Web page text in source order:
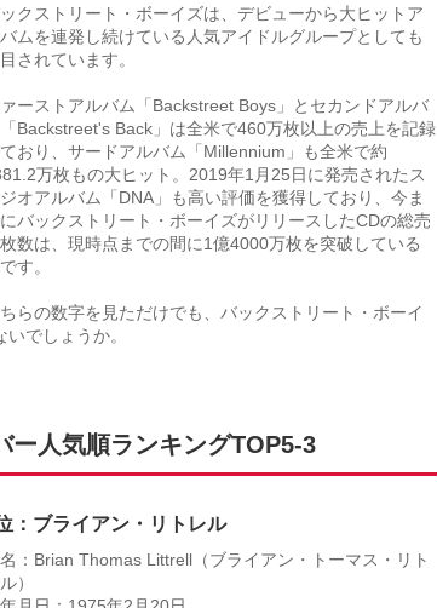
クストリート・ボーイズは、デビューから大ヒットア
ムを連発し続けている人気アイドルグループとしても
されています。
ーストアルバム「Backstreet Boys」とセカンドアルバ
「Backstreet's Back」は全米で460万枚以上の売上を記録
ており、サードアルバム「Millennium」も全米で約
万枚もの大ヒット。2019年1月25日に発売されたス
オアルバム「DNA」も高い評価を獲得しており、今ま
バックストリート・ボーイズがリリースしたCDの総売
枚数は、現時点までの間に1億4000万枚を突破している
す。
らの数字を見ただけでも、バックストリート・ボーイ
でしょうか。
ー人気順ランキングTOP5-3
：ブライアン・リトレル
：Brian Thomas Littrell（ブライアン・トーマス・リト
）